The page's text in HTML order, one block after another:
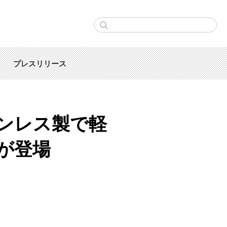
プレスリリース
レス製で軽
登場